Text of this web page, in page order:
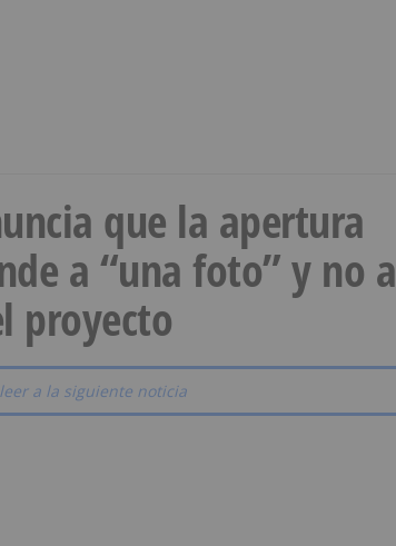
que la apertura
a “una foto” y no a
proyecto
a la siguiente noticia